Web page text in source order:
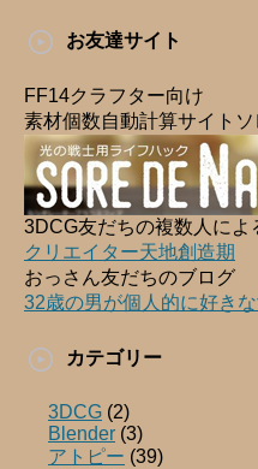
お友達サイト
FF14クラフター向け
素材個数自動計算サイト
3DCG友だちの複数人によ
クリエイター天地創造期
おっさん友だちのブログ
32歳の男が個人的に好き
カテゴリー
3DCG (2)
Blender (3)
アトピー (39)